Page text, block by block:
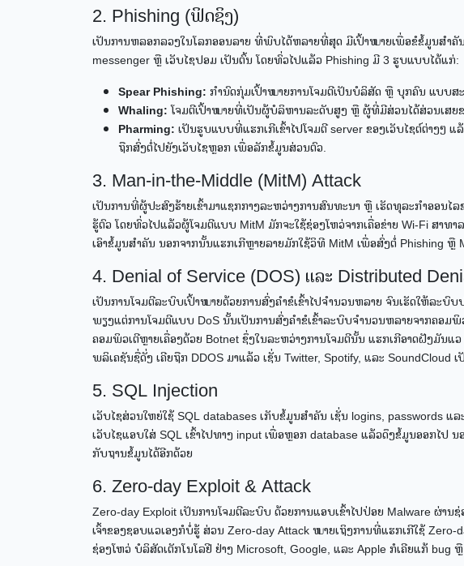
2. Phishing (ຟິດຊິງ)
ເປັນການຫລອກລວງໃນໂລກອອນລາຍ ທີ່ພົບໄດ້ຫລາຍທີ່ສຸດ ມີເປົ້າໝາຍເພື່ອຂໍຂໍ້ມູນສຳ
messenger ຫຼື ເວັບໄຊປອມ ເປັນຕົ້ນ ໂດຍທົ່ວໄປແລ້ວ Phishing ມີ 3 ຮູບແບບໄດ້ແກ່:
Spear Phishing: ກຳນົດກຸ່ມເປົ້າໝາຍການໂຈມຕີເປັນບໍລິສັດ ຫຼື ບຸກຄົນ ແບບສະ
Whaling:ໂຈມຕີເປົ້າໝາຍທີ່ເປັນຜູ້ບໍລິຫານລະດັບສູງ ຫຼື ຜູ້ທີ່ມີສ່ວນໄດ້ສ່ວນເສຍ
Pharming: ເປັນຮູບແບບທີ່ແຮກເກີເຂົ້າໄປໂຈມຕີ server ຂອງເວັບໄຊຕ໌ຕ່າງໆ
ຖືກສົ່ງຕໍ່ໄປຍັງເວັບໄຊຫຼອກ ເພື່ອລັກຂໍ້ມູນສ່ວນຕົວ.
3. Man-in-the-Middle (MitM) Attack
ເປັນການທີ່ຜູ້ປະສົງຮ້າຍເຂົ້າມາແຊກກາງລະຫວ່າງການສົນທະນາ ຫຼື ເຮັດທຸລະກຳອອນ
ຮູ້ຕົວ ໂດຍທົ່ວໄປແລ້ວຜູ້ໂຈມຕີແບບ MitM ມັກຈະໃຊ້ຊ່ອງໂຫວ່ຈາກເຄື່ອຂ່າຍ Wi-Fi ສາທ
ເອົາຂໍ້ມູນສຳຄັນ ນອກຈາກນັ້ນແຮກເກີຫຼາຍລາຍມັກໃຊ້ວິທີ MitM ເພື່ອສົ່ງຕໍ່ Phishing ຫຼື
4. Denial of Service (DOS) ແລະ Distributed
ເປັນການໂຈມຕີລະບົບເປົ້າໝາຍດ້ວຍການສົ່ງຄຳຂໍເຂົ້າໄປຈຳນວນຫລາຍ ຈົນເຮັດໃຫ້ລະ
ພຽງແຕ່ການໂຈມຕີແບບ DoS ນັ້ນເປັນການສົ່ງຄຳຂໍເຂົ້າລະບົບຈຳນວນຫລາຍຈາກຄອມ
ຄອມພິວເຕີຫຼາຍເຄື່ອງດ້ວຍ Botnet ຊຶ່ງໃນລະຫວ່າງການໂຈມຕີນັ້ນ ແຮກເກີອາດຝັງມັນ
ພລິເຄຊັນຊື່ດັ່ງ ເຄີຍຖືກ DDOS ມາແລ້ວ ເຊັ່ນ Twitter, Spotify, ແລະ SoundCloud
5. SQL Injection
ເວັບໄຊສ່ວນໃຫຍ່ໃຊ້ SQL databases ເກັບຂໍ້ມູນສຳຄັນ ເຊັ່ນ logins, passwords
ເວັບໄຊແອບໃສ່ SQL ເຂົ້າໄປທາງ input ເພື່ອຫຼອກ database ແລ້ວດຶງຂໍ້ມູນອອກໄປ
ກັບຖານຂໍ້ມູນໄດ້ອີກດ້ວຍ
6. Zero-day Exploit & Attack
Zero-day Exploit ເປັນການໂຈມຕີລະບົບ ດ້ວຍການແອບເຂົ້າໄປປ່ອຍ Malware ຜ່
ເຈົ້າຂອງຊອບແວເອງກໍບໍ່ຮູ້ ສ່ວນ Zero-day Attack ໝາຍເຖິງການທີ່ແຮກເກີໃຊ້
ຊ່ອງໂຫວ່ ບໍລິສັດເຕັກໂນໂລຢີ ຢ່າງ Microsoft, Google, ແລະ Apple ກໍເຄີຍແກ້